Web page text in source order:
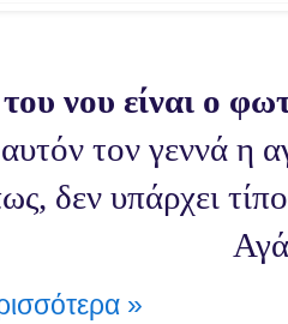
νου είναι ο
τον γεννά η
δεν υπάρχει
»